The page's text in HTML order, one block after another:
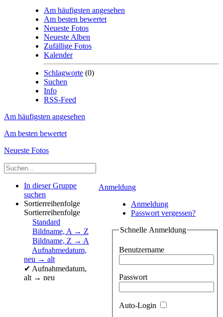
Am häufigsten angesehen
Am besten bewertet
Neueste Fotos
Neueste Alben
Zufällige Fotos
Kalender
Schlagworte (0)
Suchen
Info
RSS-Feed
Am häufigsten angesehen
Am besten bewertet
Neueste Fotos
Anmeldung
Anmeldung
Passwort vergessen?
Schnelle Anmeldung
Benutzername
Passwort
Auto-Login
In dieser Gruppe
suchen
Sortierreihenfolge
Sortierreihenfolge
Standard
Bildname, A → Z
Bildname, Z → A
Aufnahmedatum,
neu → alt
✔ Aufnahmedatum,
alt → neu